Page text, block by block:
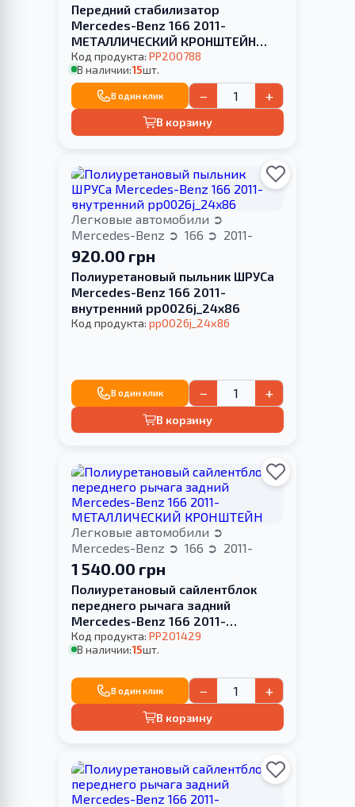
Передний стабилизатор
Mercedes-Benz 166 2011-
МЕТАЛЛИЧЕСКИЙ КРОНШТЕЙН
втулки ВВАРЕННЫЕ в
стабилизатор
Код продукта: PP200788
В наличии:15шт.
В один клик − +
В корзину
Легковые автомобили
Mercedes-Benz
166 2011-
920.00 грн
Полиуретановый пыльник ШРУСа
Mercedes-Benz 166 2011-
внутренний pp0026j_24x86
Код продукта: pp0026j_24x86
В один клик − +
В корзину
Легковые автомобили
Mercedes-Benz
166 2011-
1 540.00 грн
Полиуретановый сайлентблок
переднего рычага задний
Mercedes-Benz 166 2011-
МЕТАЛЛИЧЕСКИЙ КРОНШТЕЙН
Код продукта: PP201429
В наличии:15шт.
В один клик − +
В корзину